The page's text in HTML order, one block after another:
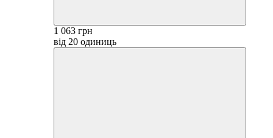
1 063 грн
від 20 одиниць